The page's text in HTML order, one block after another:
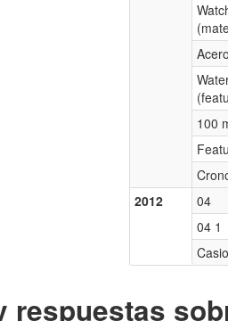
100
2012
04
04 1
Casio
respuestas